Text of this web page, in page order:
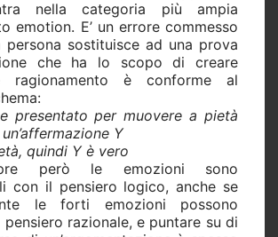
nella categoria più ampia
emotion. E’ un errore commesso
persona sostituisce ad una prova
che ha lo scopo di creare
ragionamento è conforme al
presentato per muovere a pietà
Y
quindi Y è vero
però le emozioni sono
con il pensiero logico, anche se
le forti emozioni possono
razionale, e puntare su di